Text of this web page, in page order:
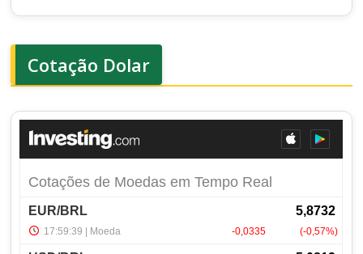
Cotação Dolar